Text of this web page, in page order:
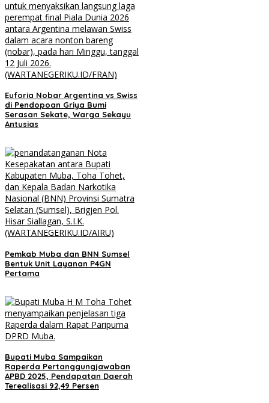
Euforia Nobar Argentina vs Swiss
di Pendopoan Griya Bumi
Serasan Sekate, Warga Sekayu
Antusias
Pemkab Muba dan BNN Sumsel
Bentuk Unit Layanan P4GN
Pertama
Bupati Muba Sampaikan
Raperda Pertanggungjawaban
APBD 2025, Pendapatan Daerah
Terealisasi 92,49 Persen